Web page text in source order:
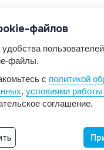
© 2017 A2A4
нержавеющей стали А2
сайта -
файлов
файлы.
с политикой
, условиями работы
соглашение.